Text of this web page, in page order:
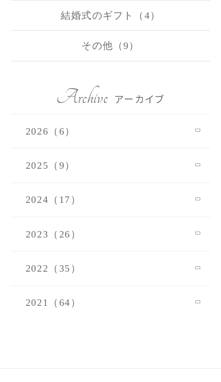
結婚式のギフト（4）
その他（9）
Archive アーカイブ
2026（6）
2025（9）
2024（17）
2023（26）
2022（35）
2021（64）